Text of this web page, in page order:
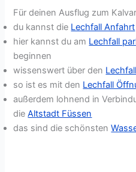
Für deinen Ausflug zum
du kannst die Lechfall Anfahrt
hier kannst du am Lechfall
beginnen
wissenswert über den
so ist es mit den Lechfall
außerdem lohnend in
dieAltstadt Füssen
das sind die schönsten